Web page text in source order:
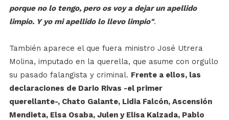
porque no lo tengo, pero os voy a dejar un apellido
limpio. Y yo mi apellido lo llevo limpio".
También aparece el que fuera ministro José Utrera
Molina, imputado en la querella, que asume con orgullo
su pasado falangista y criminal. Frente a ellos, las
declaraciones de Dario Rivas -el primer
querellante-, Chato Galante, Lidia Falcón, Ascensión
Mendieta, Elsa Osaba, Julen y Elisa Kalzada, Pablo